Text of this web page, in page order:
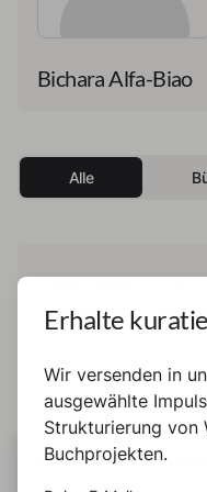
Bichara Alfa-Biao
Alle
Leseprobe
DIESE SEITE
Erhalte
Wir versenden in
ausgewählte
Strukturierung von
Buchprojekten.